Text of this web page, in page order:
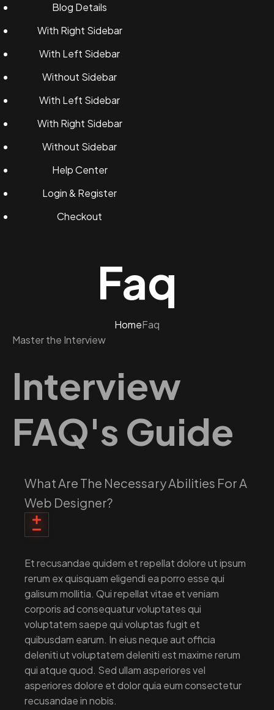
Blog Details
With Right Sidebar
With Left Sidebar
Without Sidebar
With Left Sidebar
With Right Sidebar
Without Sidebar
Help Center
Login & Register
Checkout
Faq
HomeFaq
Master the Interview
Interview
FAQ's Guide
What Are The Necessary Abilities For A
Web Designer?
Et recusandae quidem et repellat dolore ut ipsum
rerum ex quisquam eligendi ea porro esse qui
galisum mollitia. Qui repellat vitae et veniam
corporis ad consequatur voluptates qui
voluptatem saepe qui voluptas fugit et
quibusdam earum. In eius neque aut officia
deleniti ut voluptatem deleniti est maxime rerum
qui atque quod. Sed ullam asperiores vel
asperiores dolore et dolor quia eum consectetur
recusandae in nobis.